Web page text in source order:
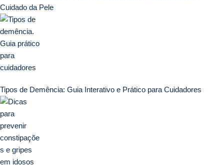
Cuidado da Pele
Tipos de Demência: Guia Interativo e Prático para Cuidadores